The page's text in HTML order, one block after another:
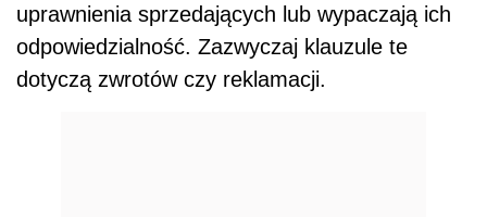
uprawnienia sprzedających lub wypaczają ich
odpowiedzialność. Zazwyczaj klauzule te
dotyczą zwrotów czy reklamacji.